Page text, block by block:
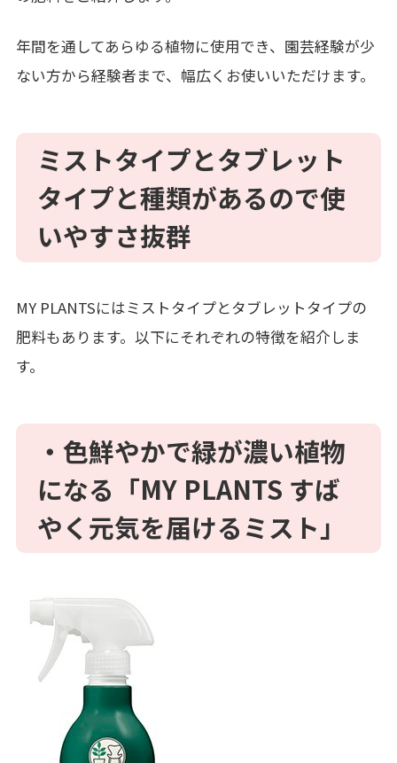
年間を通してあらゆる植物に使用でき、園芸経験が少
ない方から経験者まで、幅広くお使いいただけます。
ミストタイプとタブレット
タイプと種類があるので使
いやすさ抜群
MY PLANTSにはミストタイプとタブレットタイプの
肥料もあります。以下にそれぞれの特徴を紹介しま
す。
・ 色鮮やかで緑が濃い植物
になる「MY PLANTS すば
やく元気を届けるミスト」